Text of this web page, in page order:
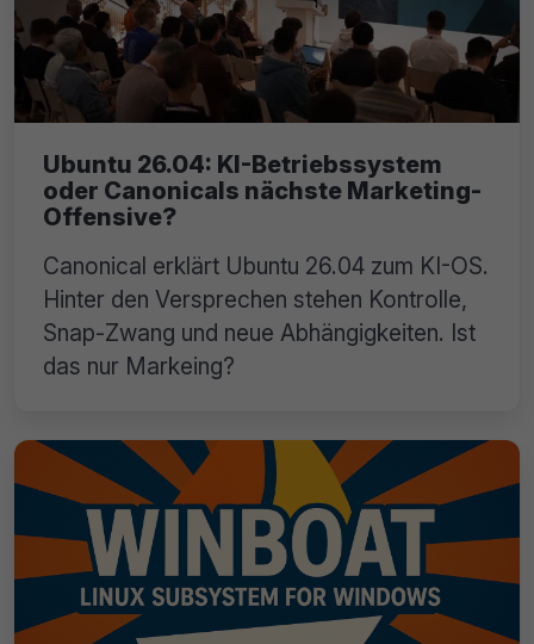
Ubuntu 26.04: KI-Betriebssystem
oder Canonicals nächste Marketing-
Offensive?
Canonical erklärt Ubuntu 26.04 zum KI-OS.
Hinter den Versprechen stehen Kontrolle,
Snap-Zwang und neue Abhängigkeiten. Ist
das nur Markeing?